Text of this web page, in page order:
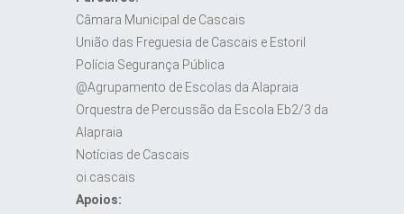
Câmara Municipal de Cascais
União das Freguesia de Cascais e Estoril
Polícia Segurança Pública
@Agrupamento de Escolas da Alapraia
Orquestra de Percussão da Escola Eb2/3 da
Alapraia
Notícias de Cascais
oi.cascais
Apoios: